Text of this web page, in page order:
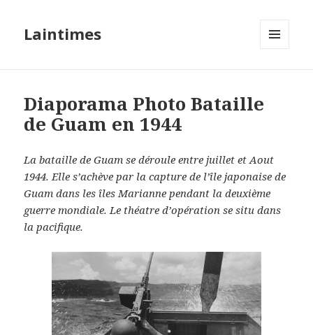
Laintimes
Diaporama Photo Bataille
de Guam en 1944
La bataille de Guam se déroule entre juillet et Aout
1944. Elle s’achève par la capture de l’île japonaise de
Guam dans les îles Marianne pendant la deuxième
guerre mondiale. Le théatre d’opération se situ dans
la pacifique.